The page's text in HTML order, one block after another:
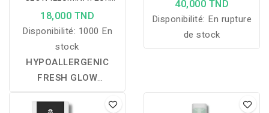
VISAGE ET CORPS - 01 ON
THE MOON
18,000 TND
Disponibilité: 1000 En
stock
HYPOALLERGENIC
FRESH GLOW
ILLUMINATEUR VISAGE
ET CORPS – 01 ON THE
40,000 TND
Disponibilité: En rupture
de stock